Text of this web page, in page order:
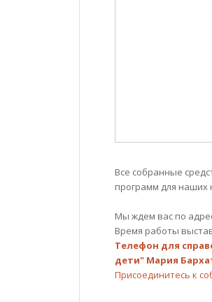
Все собранные
программ для наших
Мы ждем вас по
Время работы
Телефон для
дети" Мария
Присоединитесь к